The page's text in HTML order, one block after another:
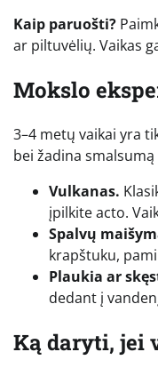
Kaip paruošti?
ar piltuvėlių. Vaikas
Mokslo
3–4 metų vaikai yra
bei žadina
Vulkanas.
įpilkite acto.
Spalvų
krapštuku,
Plaukia ar
dedant į
Ką daryti, jei